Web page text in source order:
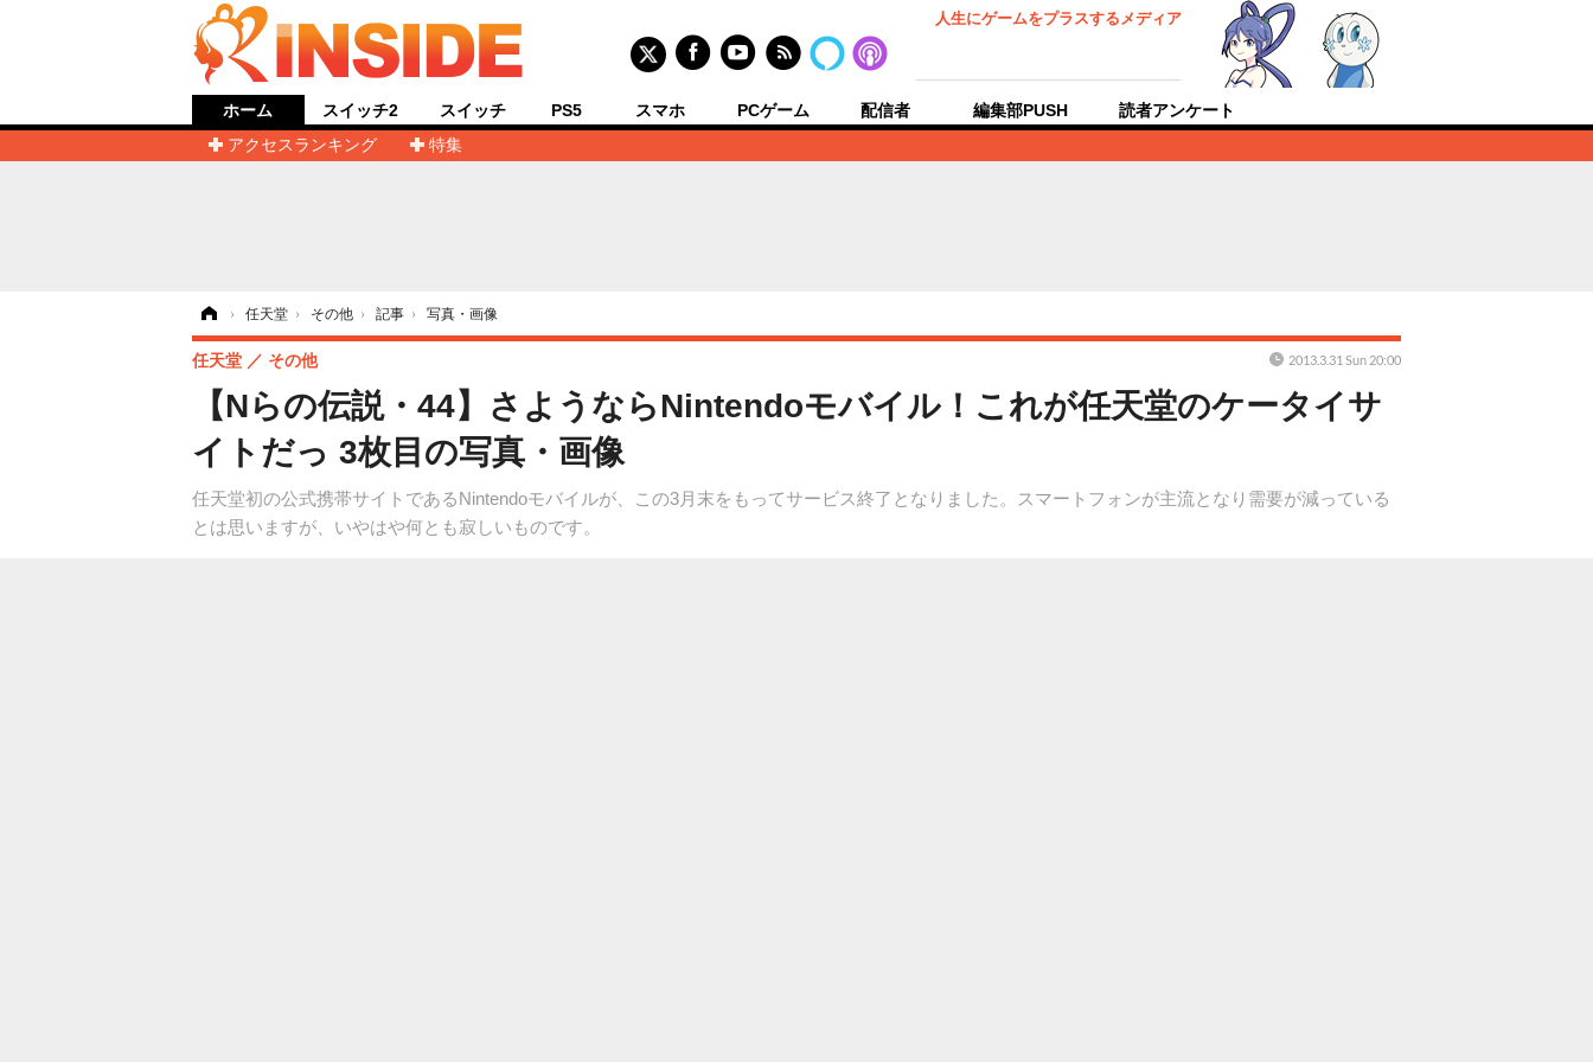
人生にゲームをプラスするメディア
ホーム
アクセスランキング
特集
スイッチ2 スイッチ PS5 スマホ PCゲーム 配信者 編集部PUSH 読者アンケート
› 任天堂 › その他 › 記事 › 写真・画像
【Nらの伝説・44】さようならNintendoモバイル！これが任天堂のケータイサ
イトだっ 3枚目の写真・画像
任天堂初の公式携帯サイトであるNintendoモバイルが、この3月末をもってサービス終了となりました。スマートフォンが主流となり需要が減っている
とは思いますが、いやはや何とも寂しいものです。
任天堂 その他 2013.3.31 Sun 20:00